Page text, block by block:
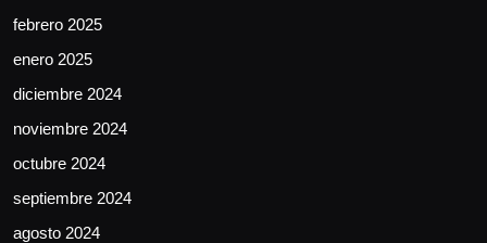
febrero 2025
enero 2025
diciembre 2024
noviembre 2024
octubre 2024
septiembre 2024
agosto 2024